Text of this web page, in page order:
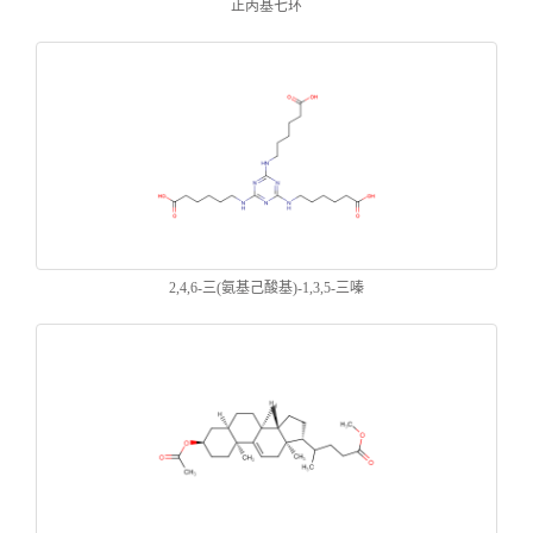
正丙基七环
2,4,6-三(氨基己酸基)-1,3,5-三嗪